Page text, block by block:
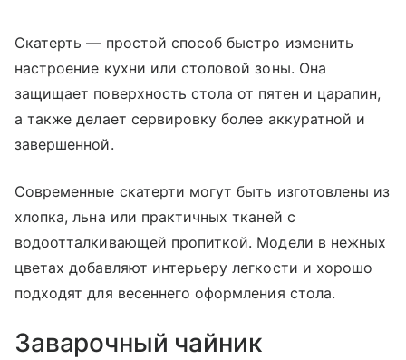
Скатерть — простой способ быстро изменить
настроение кухни или столовой зоны. Она
защищает поверхность стола от пятен и царапин,
а также делает сервировку более аккуратной и
завершенной.
Современные скатерти могут быть изготовлены из
хлопка, льна или практичных тканей с
водоотталкивающей пропиткой. Модели в нежных
цветах добавляют интерьеру легкости и хорошо
подходят для весеннего оформления стола.
Заварочный чайник